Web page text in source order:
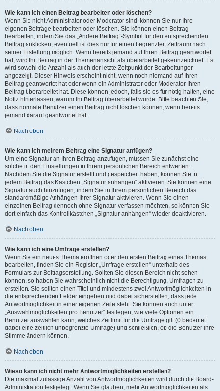
Wie kann ich einen Beitrag bearbeiten oder löschen?
Wenn Sie nicht Administrator oder Moderator sind, können Sie nur Ihre
eigenen Beiträge bearbeiten oder löschen. Sie können einen Beitrag
bearbeiten, indem Sie das „Ändere Beitrag“-Symbol für den entsprechenden
Beitrag anklicken; eventuell ist dies nur für einen begrenzten Zeitraum nach
seiner Erstellung möglich. Wenn bereits jemand auf Ihren Beitrag geantwortet
hat, wird Ihr Beitrag in der Themenansicht als überarbeitet gekennzeichnet. Es
wird sowohl die Anzahl als auch der letzte Zeitpunkt der Bearbeitungen
angezeigt. Dieser Hinweis erscheint nicht, wenn noch niemand auf Ihren
Beitrag geantwortet hat oder wenn ein Administrator oder Moderator Ihren
Beitrag überarbeitet hat. Diese können jedoch, falls sie es für nötig halten, eine
Notiz hinterlassen, warum Ihr Beitrag überarbeitet wurde. Bitte beachten Sie,
dass normale Benutzer einen Beitrag nicht löschen können, wenn bereits
jemand darauf geantwortet hat.
Nach oben
Wie kann ich meinem Beitrag eine Signatur anfügen?
Um eine Signatur an Ihren Beitrag anzufügen, müssen Sie zunächst eine
solche in den Einstellungen in Ihrem persönlichen Bereich entwerfen.
Nachdem Sie die Signatur erstellt und gespeichert haben, können Sie in
jedem Beitrag das Kästchen „Signatur anhängen“ aktivieren. Sie können eine
Signatur auch hinzufügen, indem Sie in Ihrem persönlichen Bereich das
standardmäßige Anhängen Ihrer Signatur aktivieren. Wenn Sie einen
einzelnen Beitrag dennoch ohne Signatur verfassen möchten, so können Sie
dort einfach das Kontrollkästchen „Signatur anhängen“ wieder deaktivieren.
Nach oben
Wie kann ich eine Umfrage erstellen?
Wenn Sie ein neues Thema eröffnen oder den ersten Beitrag eines Themas
bearbeiten, finden Sie ein Register „Umfrage erstellen“ unterhalb des
Formulars zur Beitragserstellung. Sollten Sie diesen Bereich nicht sehen
können, so haben Sie wahrscheinlich nicht die Berechtigung, Umfragen zu
erstellen. Sie sollten einen Titel und mindestens zwei Antwortmöglichkeiten in
die entsprechenden Felder eingeben und dabei sicherstellen, dass jede
Antwortmöglichkeit in einer eigenen Zeile steht. Sie können auch unter
„Auswahlmöglichkeiten pro Benutzer“ festlegen, wie viele Optionen ein
Benutzer auswählen kann, welches Zeitlimit für die Umfrage gilt (0 bedeutet
dabei eine zeitlich unbegrenzte Umfrage) und schließlich, ob die Benutzer ihre
Stimme ändern können.
Nach oben
Wieso kann ich nicht mehr Antwortmöglichkeiten erstellen?
Die maximal zulässige Anzahl von Antwortmöglichkeiten wird durch die Board-
Administration festgelegt. Wenn Sie glauben, mehr Antwortmöglichkeiten als